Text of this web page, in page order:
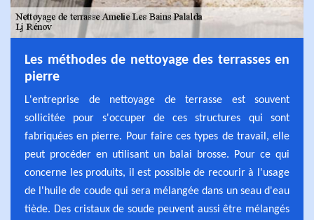
Les méthodes de nettoyage des terrasses en
pierre
L'entreprise de nettoyage de terrasse est souvent
sollicitée pour s'occuper de ces structures qui sont
fabriquées en pierre. Pour faire ces types de travail, elle
peut procéder en utilisant un balai brosse. Pour ce qui
concerne les produits, il est possible de recourir à l'usage
de l'huile de coude qui sera mélangée dans un seau d'eau
tiède. Des cristaux de soude peuvent aussi être mélangés